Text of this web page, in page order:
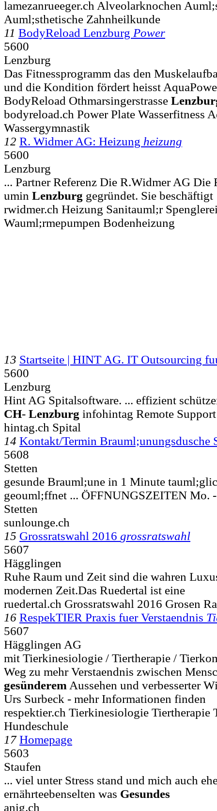
lamezanrueeger.ch Alveolarknochen
Auml;sthetische Zahnheilkunde
11 BodyReload Lenzburg Power
5600
Lenzburg
Das Fitnessprogramm das den
und die Kondition fördert heisst
BodyReload Othmarsingerstrasse
bodyreload.ch Power Plate Wasserfitness
Wassergymnastik
12 R. Widmer AG: Heizung heizung
5600
Lenzburg
... Partner Referenz Die R.Widmer AG
umin Lenzburg gegründet. Sie beschäftigt
rwidmer.ch Heizung Sanitauml;r
Wauml;rmepumpen Bodenheizung
13 Startseite | HINT AG. IT Outsourcing
5600
Lenzburg
Hint AG Spitalsoftware. ... effizient
CH- Lenzburg infohintag Remote
hintag.ch Spital
14 Kontakt/Termin Brauml;unungsdusche
5608
Stetten
gesunde Brauml;une in 1 Minute
geouml;ffnet ... ÖFFNUNGSZEITEN Mo.
Stetten
sunlounge.ch
15 Grossratswahl 2016 grossratswahl
5607
Hägglingen
Ruhe Raum und Zeit sind die wahren
modernen Zeit.Das Ruedertal ist eine
ruedertal.ch Grossratswahl 2016 Grosen
16 RespekTIER Praxis fuer Verstaendnis
5607
Hägglingen AG
mit Tierkinesiologie / Tiertherapie /
Weg zu mehr Verstaendnis zwischen
gesünderem Aussehen und verbesserter
Urs Surbeck - mehr Informationen finden
respektier.ch Tierkinesiologie
Hundeschule
17 Homepage
5603
Staufen
... viel unter Stress stand und mich auch
ernährteebenselten was Gesundes
anig.ch